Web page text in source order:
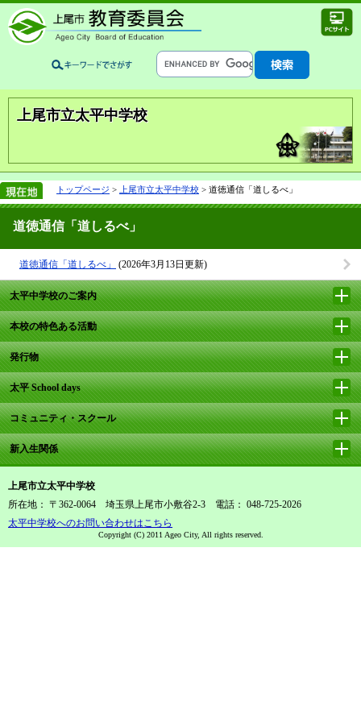
上尾市立太平中学校
トップページ > 上尾市立太平中学校 > 道徳通信「道しるべ」
道徳通信「道しるべ」
道徳通信「道しるべ」 (2026年3月13日更新)
太平中学校のご案内
本校の特色ある活動
発行物
太平 School days
コミュニティ・スクール
新入生関係
上尾市立太平中学校
所在地： 〒362-0064 埼玉県上尾市小敷谷2-3 電話： 048-725-2026
太平中学校へのお問い合わせはこちら
Copyright (C) 2011 Ageo City, All rights reserved.